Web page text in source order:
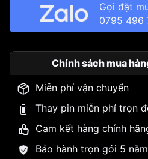
Gọi đặt
0795 496
Chính sách mua
Miễn phí vận chuyển
Thay pin miễn phí trọn
Cam kết hàng chính
Bảo hành trọn gói 5 năm